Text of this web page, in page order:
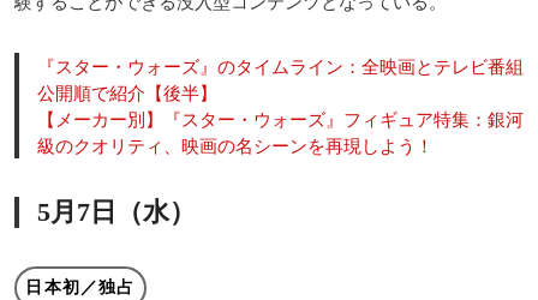
『スター・ウォーズ』のタイムライン：全映画とテレビ番組
公開順で紹介【後半】
【メーカー別】『スター・ウォーズ』フィギュア特集：銀河
級のクオリティ、映画の名シーンを再現しよう！
5月7日（水）
日本初／独占